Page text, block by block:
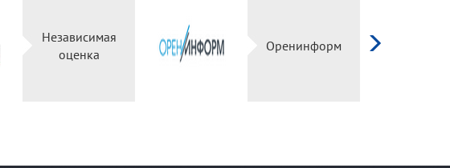
Независимая
оценка
Оренинформ